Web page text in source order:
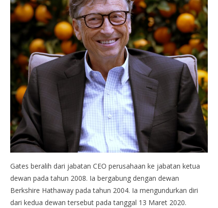
Gates beralih dari jabatan CEO perusahaan ke jabatan ketua
dewan pada tahun 2008. Ia bergabung dengan dewan
Berkshire Hathaway pada tahun 2004. Ia mengundurkan diri
dari kedua dewan tersebut pada tanggal 13 Maret 2020.